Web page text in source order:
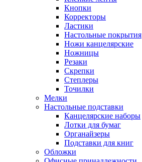
Кнопки
Корректоры
Ластики
Настольные покрытия
Ножи канцелярские
Ножницы
Резаки
Скрепки
Степлеры
Точилки
Мелки
Настольные подставки
Канцелярские наборы
Лотки для бумаг
Органайзеры
Подставки для книг
Обложки